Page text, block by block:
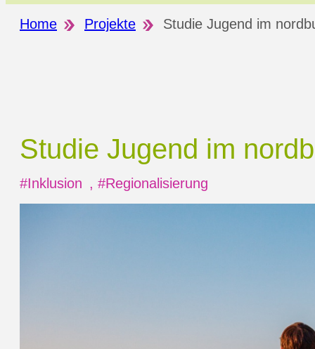
Home Projekte Studie Jugend im
Studie Jugend im
#Inklusion , #Regionalisierung